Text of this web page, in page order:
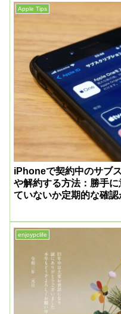
Apple Tips
iPhoneで契約中のサブ
や解約する方法：勝手
ていないか定期的な確認
enjoypclife